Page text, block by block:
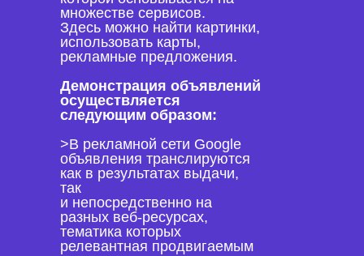
множестве сервисов.
Здесь можно найти картинки,
использовать карты,
рекламные предложения.
Демонстрация объявлений
осуществляется
следующим образом:
>В рекламной сети Google
объявления транслируются
как в результатах выдачи,
так
и непосредственно на
разных веб-ресурсах,
тематика которых
релевантная продвигаемым